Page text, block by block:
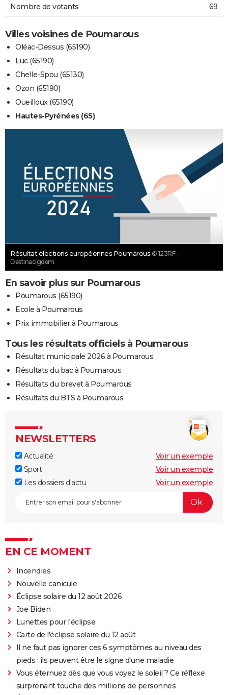
Nombre de votants 69
Villes voisines de Poumarous
Oléac-Dessus (65190)
Luc (65190)
Chelle-Spou (65130)
Ozon (65190)
Oueilloux (65190)
Hautes-Pyrénées (65)
Résultat élections européennes Poumarous © 123RF -
Destinacigdem
En savoir plus sur Poumarous
Poumarous (65190)
Ecole à Poumarous
Prix immobilier à Poumarous
Tous les résultats officiels à Poumarous
Résultat municipale 2026 à Poumarous
Résultats du bac à Poumarous
Résultats du brevet à Poumarous
Résultats du BTS à Poumarous
NEWSLETTERS
Actualité
Voir un exemple
Sport
Voir un exemple
Les dossiers d'actu
Voir un exemple
EN CE MOMENT
Incendies
Nouvelle canicule
Éclipse solaire du 12 août 2026
Joe Biden
Lunettes pour l'éclipse
Carte de l'éclipse solaire du 12 août
Il ne faut pas ignorer ces 6 symptômes au niveau des
pieds : ils peuvent être le signe d'une maladie
Vous éternuez dès que vous voyez le soleil ? Ce réflexe
surprenant touche des millions de personnes